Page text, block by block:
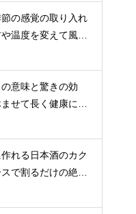
の感覚の取り入れ
温度を変えて風情
意味と驚きの効
せて長く健康に楽
れる日本酒のカク
で割るだけの絶品